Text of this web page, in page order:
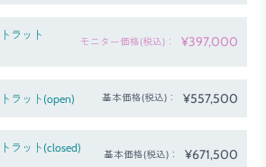
ラット
モニター価格(税込)： ¥397,000
ラット(open) 基本価格(税込)： ¥557,500
ラット(closed)
基本価格(税込)： ¥671,500